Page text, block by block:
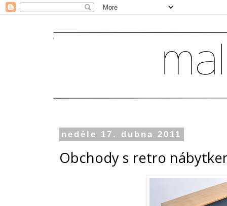
neděle 17. dubna 2011
Obchody s retro